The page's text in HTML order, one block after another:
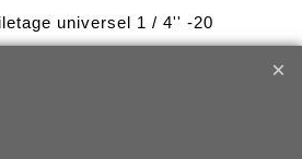
universel 1 / 4'' -20